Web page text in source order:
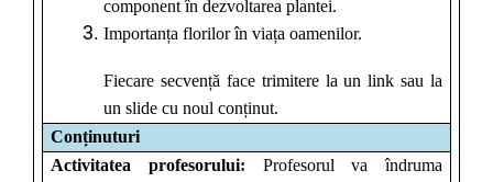
component în dezvoltarea plantei.
Importanța florilor în viața oamenilor.
Fiecare secvență face trimitere la un link sau la
un slide cu noul conținut.
Conținuturi
Activitatea profesorului: Profesorul va îndruma